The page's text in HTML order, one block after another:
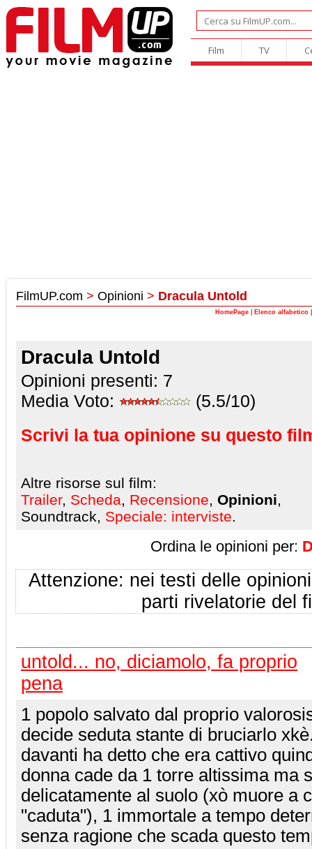
Film TV
FilmUP.com > Opinioni > Dracula Untold
HomePage Elenco alfabetico
Dracula Untold
Opinioni presenti: 7
Media Voto:
(5.5/10)
Scrivi la tua opinione su questo
Altre risorse sul film:
Trailer, Scheda, Recensione, Opinioni,
Soundtrack, Speciale: interviste.
Ordina le opinioni per:
Attenzione: nei testi delle
parti rivelatorie del
untold... no, diciamolo, fa proprio
pena
1 popolo salvato dal proprio
decide seduta stante di bruciarlo
davanti ha detto che era cattivo
donna cade da 1 torre altissima ma
delicatamente al suolo (xò muore a
"caduta"), 1 immortale a tempo
senza ragione che scada questo